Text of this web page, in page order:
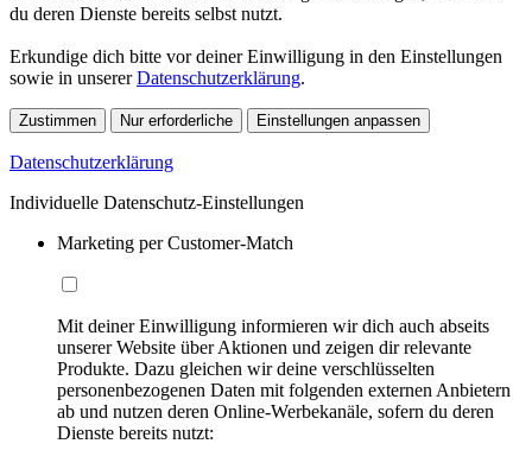
du deren Dienste bereits selbst nutzt.
Erkundige dich bitte vor deiner Einwilligung in den Einstellungen
sowie in unsererDatenschutzerklärung.
Zustimmen Nur erforderliche Einstellungen anpassen
Datenschutzerklärung
Individuelle Datenschutz-Einstellungen
Marketing per Customer-Match
Mit deiner Einwilligung informieren wir dich auch abseits
unserer Website über Aktionen und zeigen dir relevante
Produkte. Dazu gleichen wir deine verschlüsselten
personenbezogenen Daten mit folgenden externen Anbietern
ab und nutzen deren Online-Werbekanäle, sofern du deren
Dienste bereits nutzt: